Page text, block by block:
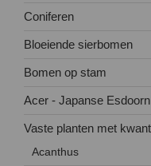
Coniferen
Bloeiende sierbomen
Bomen op stam
Acer - Japanse Esdoorn
Vaste planten met
Acanthus